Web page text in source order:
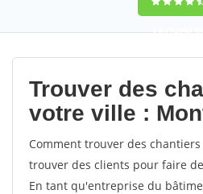
9,5(100%)
votes
Trouver des
votre ville :
Comment trouver des
trouver des clients pour faire
En tant qu'entreprise du